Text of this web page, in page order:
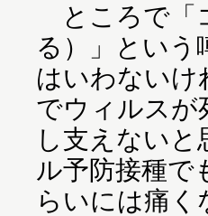
ところで「
る）」という
はいわないけ
でウィルスが
し支えない
ル予防接種で
らいには痛く